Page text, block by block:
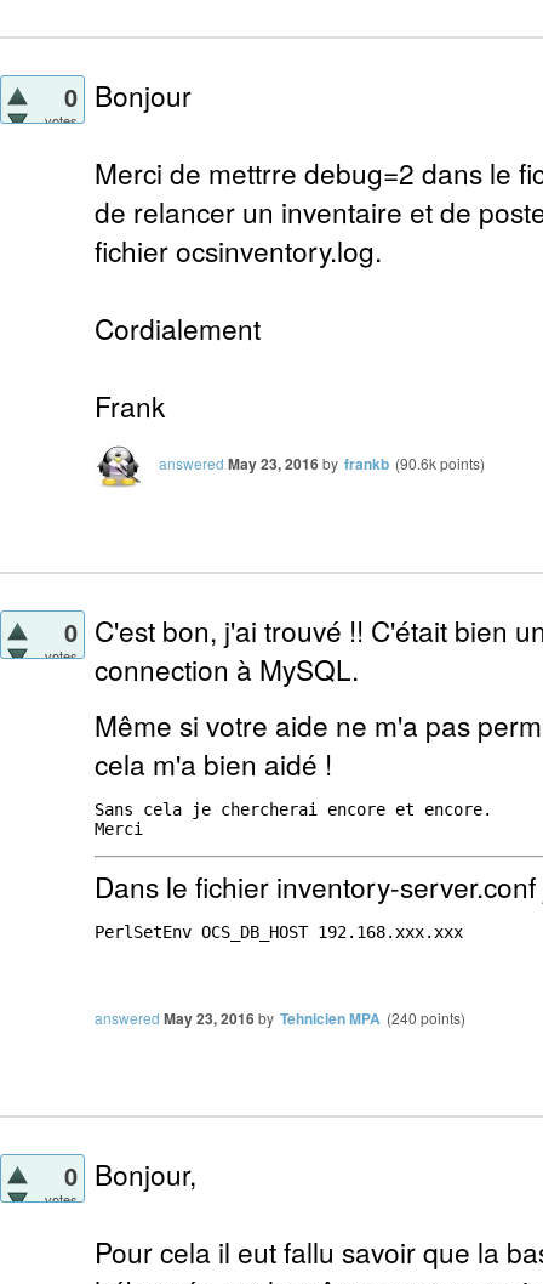
0
votes
Bonjour
Merci de mettrre debug=2 dans le
de relancer un inventaire et de
fichier ocsinventory.log.
Cordialement
Frank
answered May 23, 2016by frankb (90.6kpoints)
0
votes
C'est bon, j'ai trouvé !! C'était bien
connection à MySQL.
Même si votre aide ne m'a pas
cela m'a bien aidé !
Sans cela je chercherai encore et encore.
Dans le fichier inventory-
PerlSetEnv OCS_DB_HOST 192.168.xxx.xxx
answered May 23, 2016by Tehnicien MPA (240 points)
0
votes
Bonjour,
Pour cela il eut fallu savoir que la